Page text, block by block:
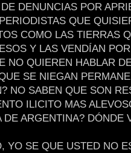
DENUNCIAS POR
QUE
COMO LAS TIERRAS
Y LAS VENDÍAN
NO QUIEREN HABLAR
SE NIEGAN
NO SABEN QUE SON
ILICITO MAS
DE ARGENTINA? DÓNDE
YO SE QUE USTED NO